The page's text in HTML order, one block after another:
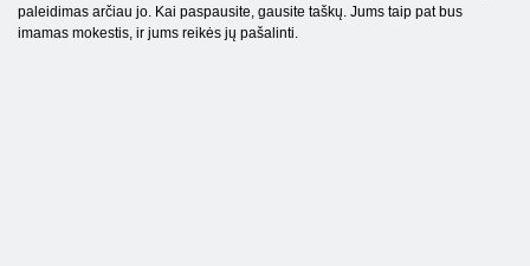
paleidimas arčiau jo. Kai paspausite, gausite taškų. Jums taip pat bus
imamas mokestis, ir jums reikės jų pašalinti.